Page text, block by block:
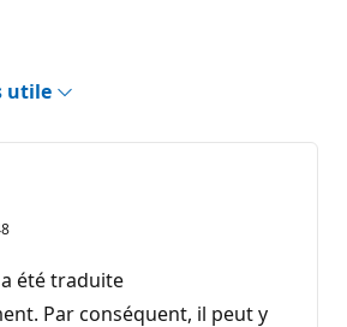
utile
été traduite
Par conséquent, il peut y